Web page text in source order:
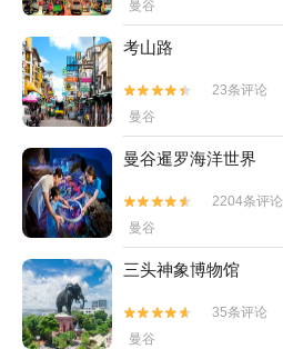
曼谷
考山路


23条评论
曼谷
曼谷暹罗海洋世界


2204条评论
曼谷
三头神象博物馆


35条评论
曼谷